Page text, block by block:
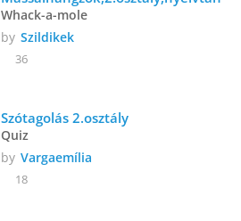
Whack-a-mole
by Szildikek
36
Szótagolás 2.osztály
Quiz
by Vargaemília
18